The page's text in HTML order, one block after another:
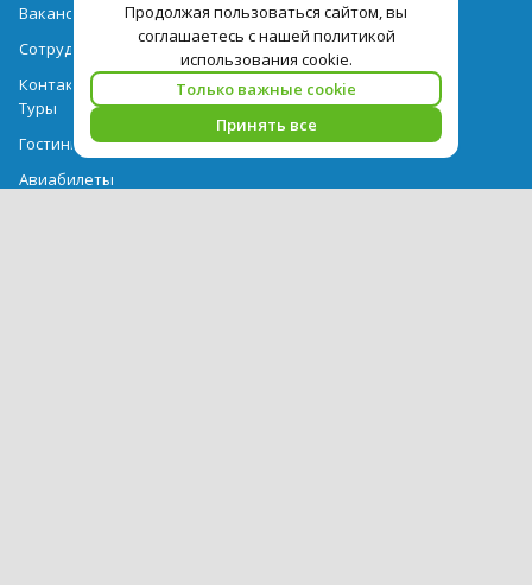
Продолжая пользоваться сайтом, вы
соглашаетесь с нашей политикой
использования cookie.
Только важные cookie
Принять все
Вакансии
Сотрудничество
Контактная информация
Туры
Гостиницы
Авиабилеты